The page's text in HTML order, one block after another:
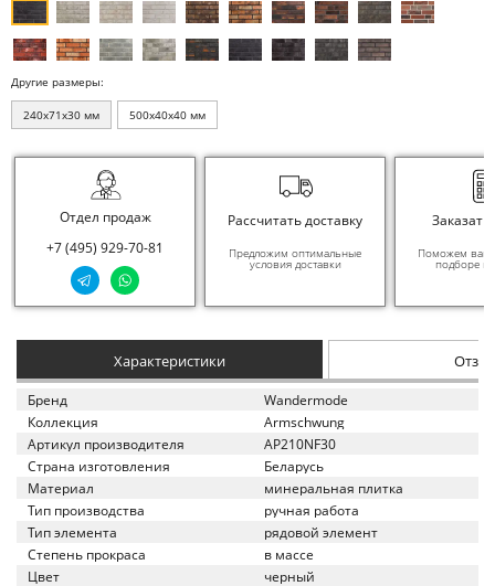
Другие размеры:
240x71x30 мм 500x40x40 мм
Отдел продаж
+7 (495) 929-70-81
Рассчитать доставку
Предложим оптимальные
условия доставки
Заказать
Поможем вам
подборе
Характеристики
Бренд
Wandermode
Коллекция
Armschwung
Артикул производителя
AP210NF30
Страна изготовления
Беларусь
Материал
минеральная плитка
Тип производства
ручная работа
Тип элемента
рядовой элемент
Степень прокраса
в массе
Цвет
черный